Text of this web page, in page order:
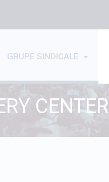
GRUPE SINDICALE
CENTER